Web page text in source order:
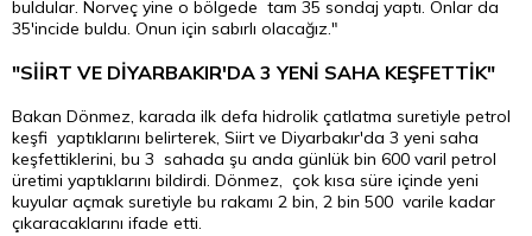
buldular. Norveç yine o bölgede tam 35 sondaj yaptı. Onlar da
35'incide buldu. Onun için sabırlı olacağız."
"SİİRT VE DİYARBAKIR'DA 3 YENİ SAHA KEŞFETTİK"
Bakan Dönmez, karada ilk defa hidrolik çatlatma suretiyle petrol
keşfi yaptıklarını belirterek, Siirt ve Diyarbakır'da 3 yeni saha
keşfettiklerini, bu 3 sahada şu anda günlük bin 600 varil petrol
üretimi yaptıklarını bildirdi. Dönmez, çok kısa süre içinde yeni
kuyular açmak suretiyle bu rakamı 2 bin, 2 bin 500 varile kadar
çıkaracaklarını ifade etti.